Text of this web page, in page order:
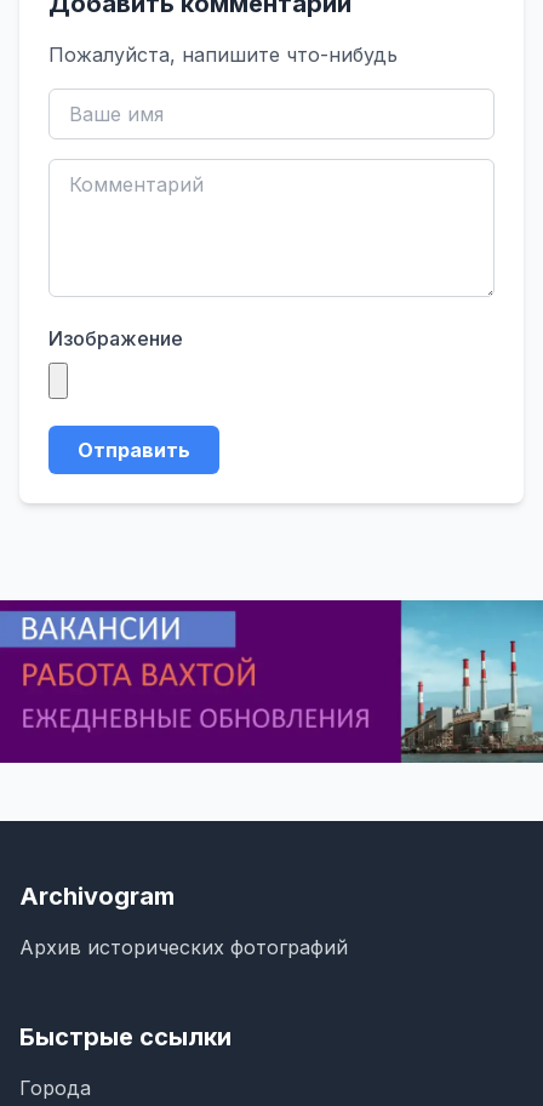
Пожалуйста, напишите что-нибудь
Изображение
Отправить
Archivogram
Архив исторических фотографий
Быстрые ссылки
Города